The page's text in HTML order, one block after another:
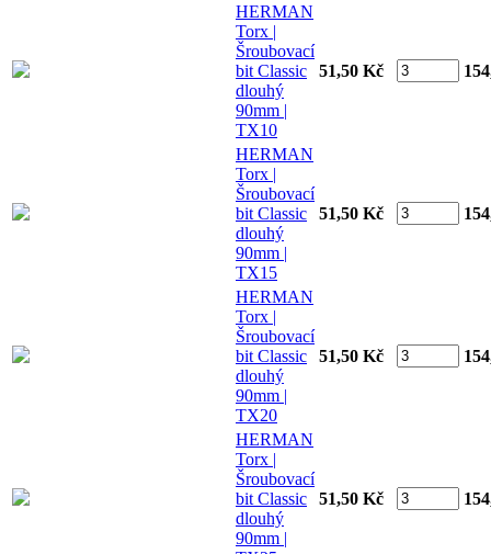
HERMAN
Torx |
Šroubovací
bit Classic
dlouhý
90mm |
TX10
51,50 Kč
HERMAN
Torx |
Šroubovací
bit Classic
dlouhý
90mm |
TX15
51,50 Kč
HERMAN
Torx |
Šroubovací
bit Classic
dlouhý
90mm |
TX20
51,50 Kč
HERMAN
Torx |
Šroubovací
bit Classic
dlouhý
90mm |
51,50 Kč